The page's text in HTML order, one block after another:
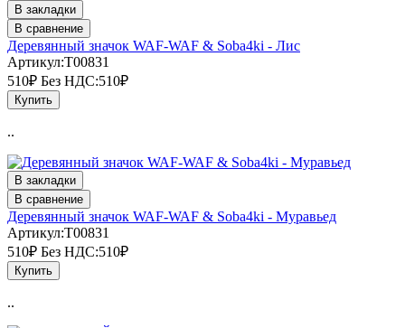
В закладки
В сравнение
Деревянный значок WAF-WAF & Soba4ki - Лис
Артикул:T00831
510₽ Без НДС:510₽
Купить
..
В закладки
В сравнение
Деревянный значок WAF-WAF & Soba4ki - Муравьед
Артикул:T00831
510₽ Без НДС:510₽
Купить
..